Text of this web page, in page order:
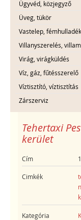
Ügyvéd, közjegyző
Üveg, tükör
Vastelep, fémhulladék
Villanyszerelés,
Virág, virágküldés
Víz, gáz, fűtésszerelő
Víztisztító, víztisztítás
Zárszerviz
Tehertaxi
kerület
Cím
Cimkék
Kategória